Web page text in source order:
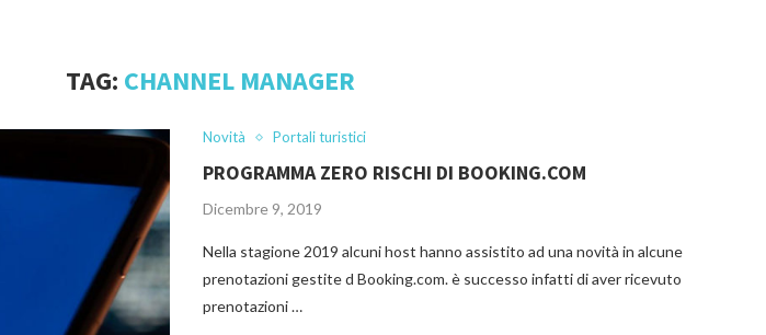
TAG: CHANNEL MANAGER
Novità Portali turistici
PROGRAMMA ZERO RISCHI DI BOOKING.COM
Dicembre 9, 2019
Nella stagione 2019 alcuni host hanno assistito ad una novità in alcune
prenotazioni gestite d Booking.com. è successo infatti di aver ricevuto
prenotazioni …